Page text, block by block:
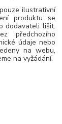
ilustrativní
produktu se
dodavateli lišit.
předchozího
údaje nebo
na webu,
na vyžádání.